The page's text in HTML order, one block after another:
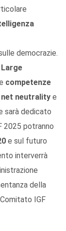
democrazie.
Large
competenze
net neutrality e
sarà dedicato
2025 potranno
e sul futuro
interverrà
della
IGF